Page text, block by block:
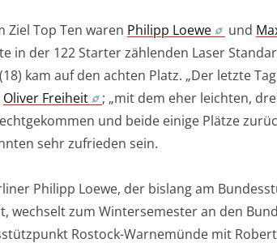
Ziel Top Ten waren Philipp Loewe und
in der 122 Starter zählenden Laser
kam auf den achten Platz. „Der letzte
Oliver Freiheit
; „mit dem eher leichten,
und beide einige Plätze
sehr zufrieden sein.
Philipp Loewe, der bislang am
wechselt zum Wintersemester an den
Rostock-Warnemünde mit